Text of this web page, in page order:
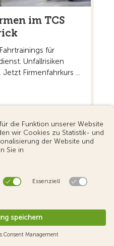
im TCS
für
Unfallrisiken
Firmenfahrkurs ...